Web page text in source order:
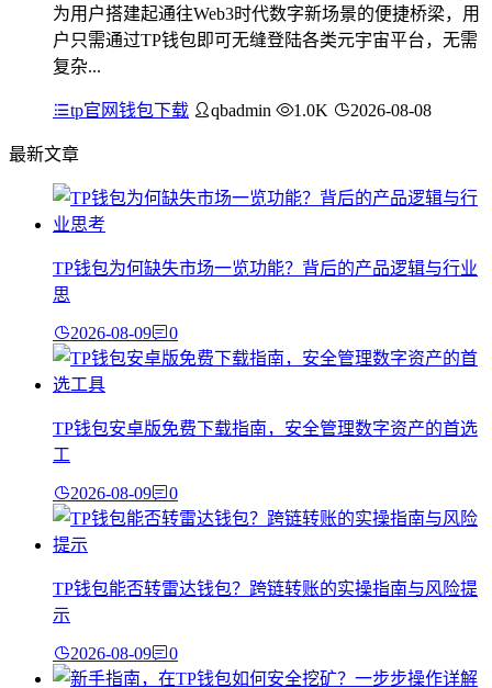
为用户搭建起通往Web3时代数字新场景的便捷桥梁，用
户只需通过TP钱包即可无缝登陆各类元宇宙平台，无需
复杂...
tp官网钱包下载 qbadmin 1.0K 2026-08-08
最新文章
TP钱包为何缺失市场一览功能？背后的产品逻辑与行业
思
2026-08-09 0
TP钱包安卓版免费下载指南，安全管理数字资产的首选
工
2026-08-09 0
TP钱包能否转雷达钱包？跨链转账的实操指南与风险提
示
2026-08-09 0